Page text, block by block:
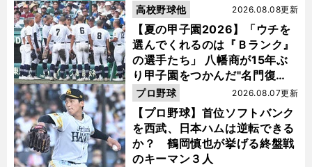
【夏の甲子園2026】「ウチを
選んでくれるのは『Ｂランク』
の選手たち」 八幡商が15年ぶ
り甲子園をつかんだ"名門復
活"の舞台裏
2026.08.08更新
高校野球他
【プロ野球】首位ソフトバンク
を西武、日本ハムは逆転できる
か？ 鶴岡慎也が挙げる終盤戦
のキーマン３人
2026.08.07更新
プロ野球